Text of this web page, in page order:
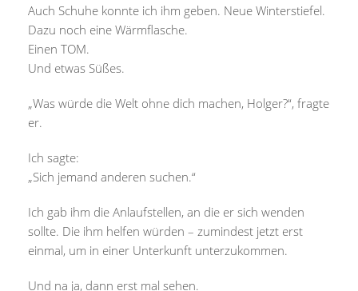
Auch Schuhe konnte ich ihm geben. Neue Winterstiefel.
Dazu noch eine Wärmflasche.
Einen TOM.
Und etwas Süßes.
„Was würde die Welt ohne dich machen, Holger?“, fragte
er.
Ich sagte:
„Sich jemand anderen suchen.“
Ich gab ihm die Anlaufstellen, an die er sich wenden
sollte. Die ihm helfen würden – zumindest jetzt erst
einmal, um in einer Unterkunft unterzukommen.
Und na ja, dann erst mal sehen.